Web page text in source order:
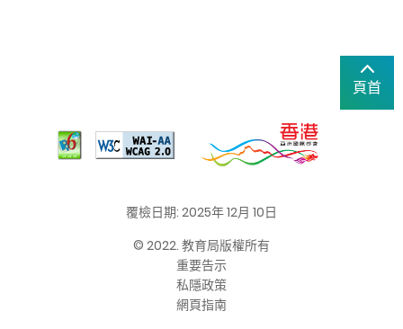
頁首
覆檢日期: 2025年 12月 10日
© 2022. 教育局版權所有
重要告示
私隱政策
網頁指南